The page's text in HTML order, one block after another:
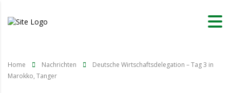
Home Nachrichten
Deutsche Wirtschaftsdelegation – Tag 3 in
Marokko, Tanger